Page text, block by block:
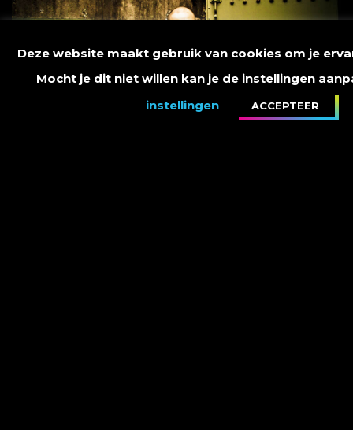
Deze website maakt gebruik van cookies om je
Mocht je dit niet willen kan je de instellingen
instellingen
ACCEPTEER